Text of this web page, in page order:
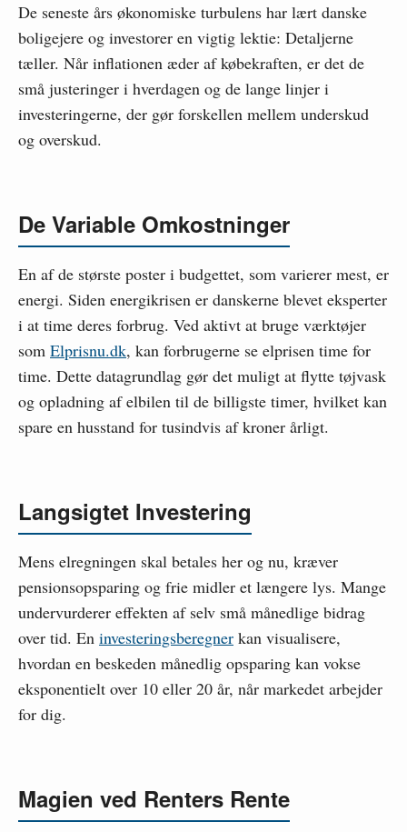
De seneste års økonomiske turbulens har lært danske
boligejere og investorer en vigtig lektie: Detaljerne
tæller. Når inflationen æder af købekraften, er det de
små justeringer i hverdagen og de lange linjer i
investeringerne, der gør forskellen mellem underskud
og overskud.
De Variable Omkostninger
En af de største poster i budgettet, som varierer mest, er
energi. Siden energikrisen er danskerne blevet eksperter
i at time deres forbrug. Ved aktivt at bruge værktøjer
som Elprisnu.dk, kan forbrugerne se elprisen time for
time. Dette datagrundlag gør det muligt at flytte tøjvask
og opladning af elbilen til de billigste timer, hvilket kan
spare en husstand for tusindvis af kroner årligt.
Langsigtet Investering
Mens elregningen skal betales her og nu, kræver
pensionsopsparing og frie midler et længere lys. Mange
undervurderer effekten af selv små månedlige bidrag
over tid. En investeringsberegner kan visualisere,
hvordan en beskeden månedlig opsparing kan vokse
eksponentielt over 10 eller 20 år, når markedet arbejder
for dig.
Magien ved Renters Rente